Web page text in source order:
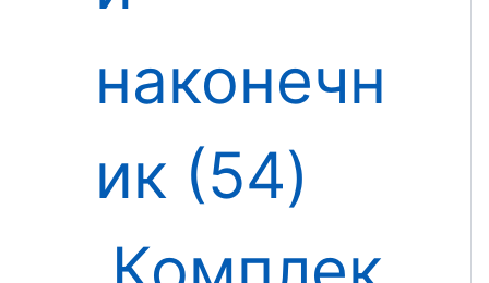
наконечн
ик 54